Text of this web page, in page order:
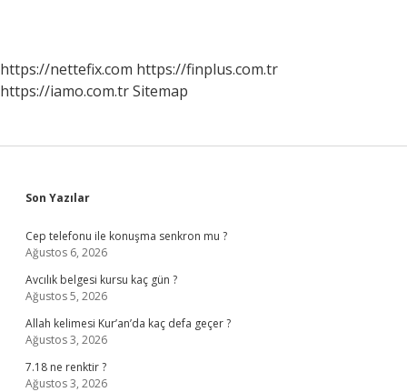
https://nettefix.com https://finplus.com.tr
https://iamo.com.trSitemap
Sidebar
Son Yazılar
Cep telefonu ile konuşma senkron mu ?
Ağustos 6, 2026
Avcılık belgesi kursu kaç gün ?
Ağustos 5, 2026
Allah kelimesi Kur’an’da kaç defa geçer ?
Ağustos 3, 2026
7.18 ne renktir ?
Ağustos 3, 2026